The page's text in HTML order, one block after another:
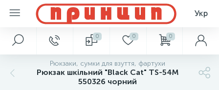
Укр
0 0 0
Рюкзаки, сумки для взуття, фартухи
Рюкзак шкільний "Black Cat" ТS-54M
550326 чорний